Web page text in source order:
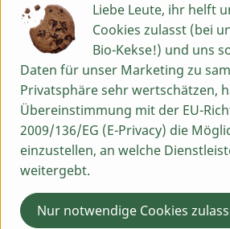
Produktinformationen
Herkunft
Hersteller: pla
Deutschland
Du hast eine Frage? Wir helfen dir gern:
Liebe Leute, ihr helft
Cookies zulasst (bei
Bio-Kekse!) und uns
Daten für unser Marketing zu
Privatsphäre sehr wertschätzen,
Übereinstimmung mit der EU-
2009/136/EG (E-Privacy) die
einzustellen, an welche
weitergebt.
Nur notwendige Cookies